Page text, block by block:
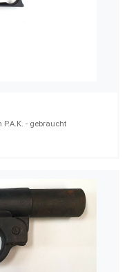
- gebraucht